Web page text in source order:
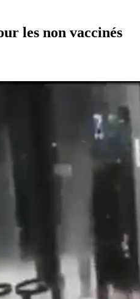
les non vaccinés